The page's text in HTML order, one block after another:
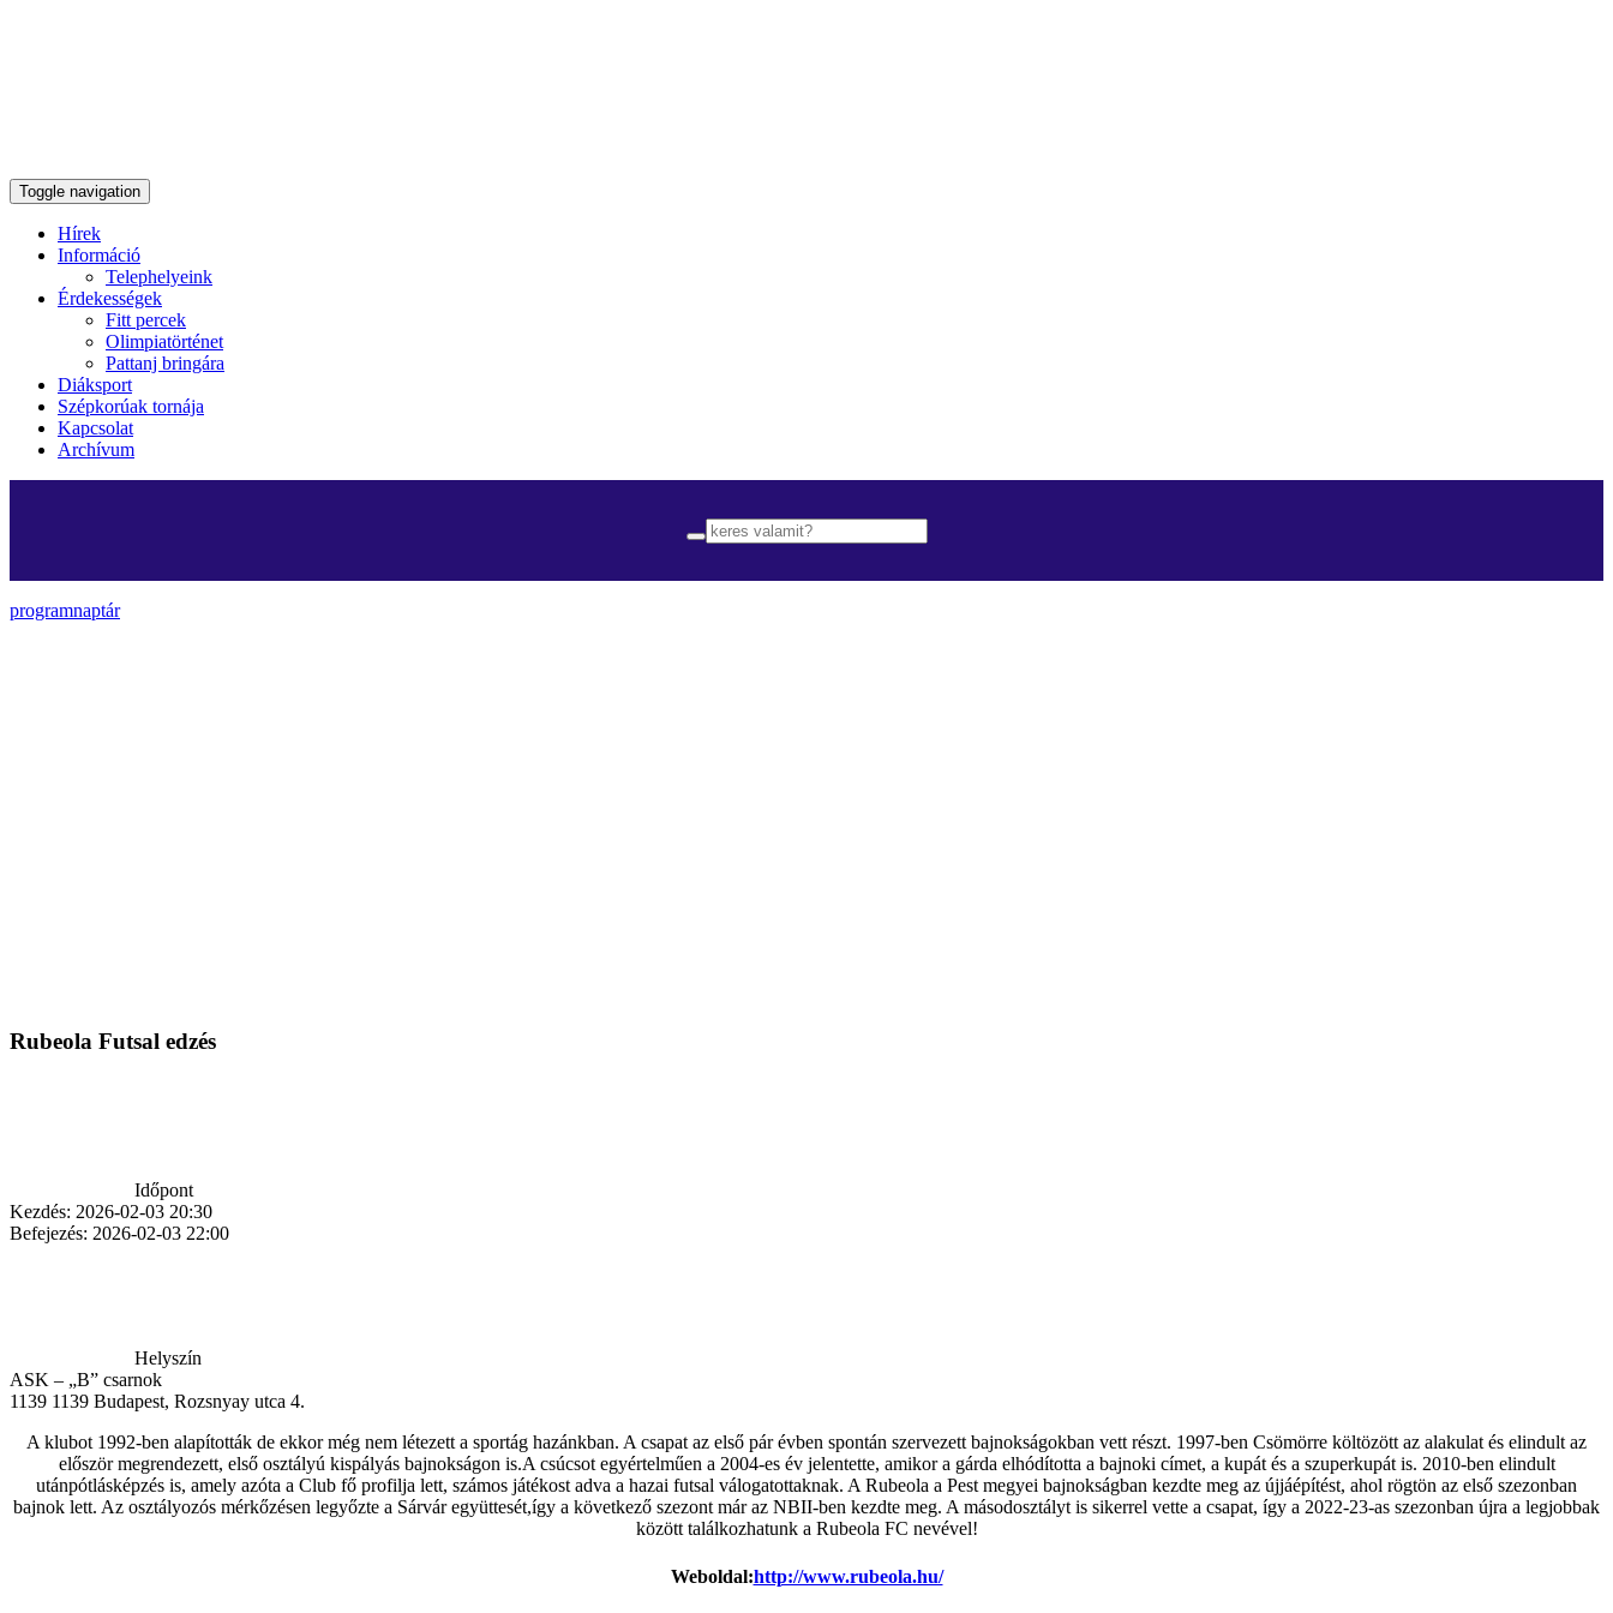
Toggle navigation
Hírek
Információ
Telephelyeink
Érdekességek
Fitt percek
Olimpiatörténet
Pattanj bringára
Diáksport
Szépkorúak tornája
Kapcsolat
Archívum
programnaptár
Rubeola Futsal edzés
Időpont
Kezdés: 2026-02-03 20:30
Befejezés: 2026-02-03 22:00
Helyszín
ASK – „B” csarnok
1139 1139 Budapest, Rozsnyay utca 4.
A klubot 1992-ben alapították de ekkor még nem létezett a sportág hazánkban. A csapat az első pár évben spontán szervezett bajnokságokban vett részt. 1997-ben Csömörre költözött az alakulat és elindult az
először megrendezett, első osztályú kispályás bajnokságon is.A csúcsot egyértelműen a 2004-es év jelentette, amikor a gárda elhódította a bajnoki címet, a kupát és a szuperkupát is. 2010-ben elindult
utánpótlásképzés is, amely azóta a Club fő profilja lett, számos játékost adva a hazai futsal válogatottaknak. A Rubeola a Pest megyei bajnokságban kezdte meg az újjáépítést, ahol rögtön az első szezonban
bajnok lett. Az osztályozós mérkőzésen legyőzte a Sárvár együttesét,így a következő szezont már az NBII-ben kezdte meg. A másodosztályt is sikerrel vette a csapat, így a 2022-23-as szezonban újra a legjobbak
között találkozhatunk a Rubeola FC nevével!
Weboldal:http://www.rubeola.hu/